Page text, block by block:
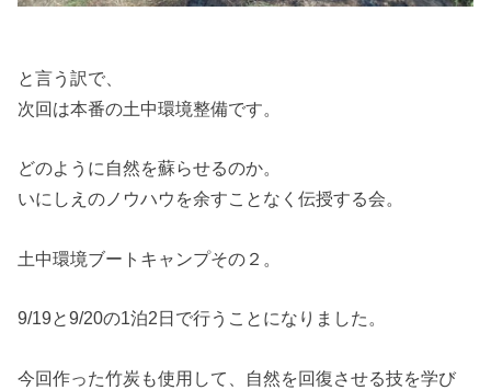
と言う訳で、
次回は本番の土中環境整備です。
どのように自然を蘇らせるのか。
いにしえのノウハウを余すことなく伝授する会。
土中環境ブートキャンプその２。
9/19と9/20の1泊2日で行うことになりました。
今回作った竹炭も使用して、自然を回復させる技を学び